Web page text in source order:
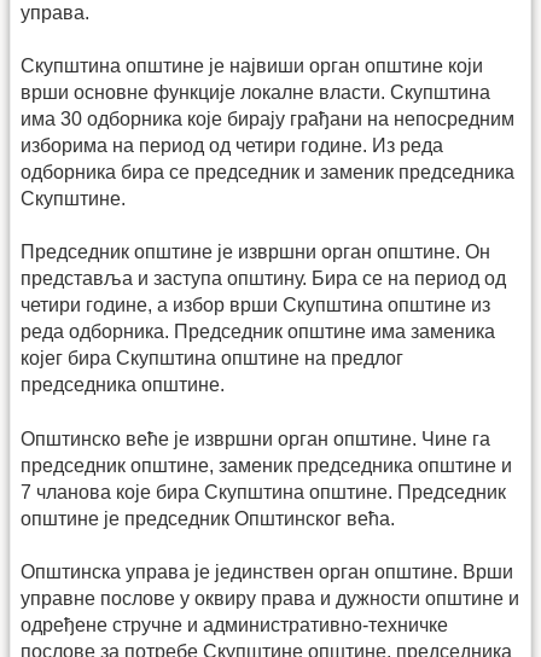
управа.
Скупштина општине је највиши орган општине који
врши основне функције локалне власти. Скупштина
има 30 одборника које бирају грађани на непосредним
изборима на период од четири године. Из реда
одборника бира се председник и заменик председника
Скупштине.
Председник општине је извршни орган општине. Он
представља и заступа општину. Бира се на период од
четири године, а избор врши Скупштина општине из
реда одборника. Председник општине има заменика
којег бира Скупштина општине на предлог
председника општине.
Општинско веће је извршни орган општине. Чине га
председник општине, заменик председника општине и
7 чланова које бира Скупштина општине. Председник
општине је председник Општинског већа.
Општинска управа је јединствен орган општине. Врши
управне послове у оквиру права и дужности општине и
одређене стручне и административно-техничке
послове за потребе Скупштине општине, председника